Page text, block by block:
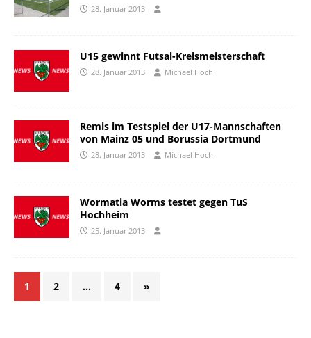
28. Januar 2013
U15 gewinnt Futsal-Kreismeisterschaft
28. Januar 2013 Michael Hoch
Remis im Testspiel der U17-Mannschaften
von Mainz 05 und Borussia Dortmund
28. Januar 2013 Michael Hoch
Wormatia Worms testet gegen TuS
Hochheim
25. Januar 2013
1 2 … 4 »